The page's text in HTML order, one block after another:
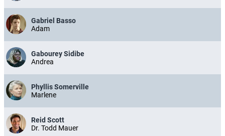
Gabriel Basso
Adam
Gabourey Sidibe
Andrea
Phyllis Somerville
Marlene
Reid Scott
Dr. Todd Mauer